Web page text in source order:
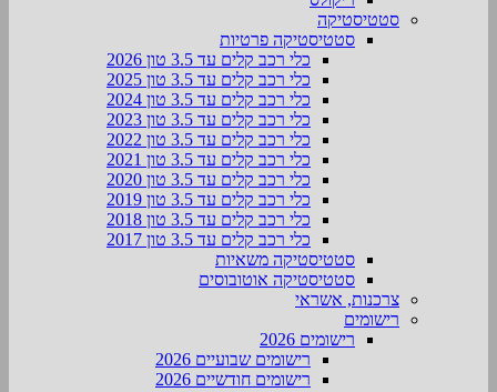
סטטיסטיקה
סטטיסטיקה פרטיות
כלי רכב קלים עד 3.5 טון 2026
כלי רכב קלים עד 3.5 טון 2025
כלי רכב קלים עד 3.5 טון 2024
כלי רכב קלים עד 3.5 טון 2023
כלי רכב קלים עד 3.5 טון 2022
כלי רכב קלים עד 3.5 טון 2021
כלי רכב קלים עד 3.5 טון 2020
כלי רכב קלים עד 3.5 טון 2019
כלי רכב קלים עד 3.5 טון 2018
כלי רכב קלים עד 3.5 טון 2017
סטטיסטיקה משאיות
סטטיסטיקה אוטובוסים
צרכנות, אשראי
רישומים
רישומים 2026
רישומים שבועיים 2026
רישומים חודשיים 2026